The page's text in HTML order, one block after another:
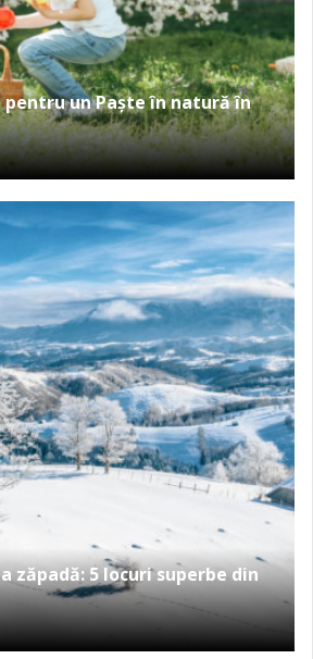
un Paște în natură în
zăpadă: 5 locuri superbe din